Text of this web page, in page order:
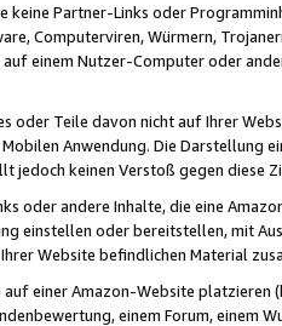
keine Partner-Links oder
Computerviren, Würmern,
einem Nutzer-Computer oder
oder Teile davon nicht auf Ihrer
Anwendung. Die Darstellung
jedoch keinen Verstoß gegen diese
oder andere Inhalte, die eine
einstellen oder bereitstellen, mit
Website befindlichen Material
auf einer Amazon-Website
einem Forum, einem